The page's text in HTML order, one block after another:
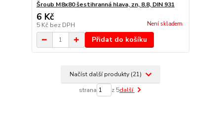
Šroub M8x80 šestihranná hlava, zn, 8.8, DIN 931
6 Kč
5 Kč bez DPH Není skladem
Přidat do košíku
Načíst další produkty (21)
strana z 5další